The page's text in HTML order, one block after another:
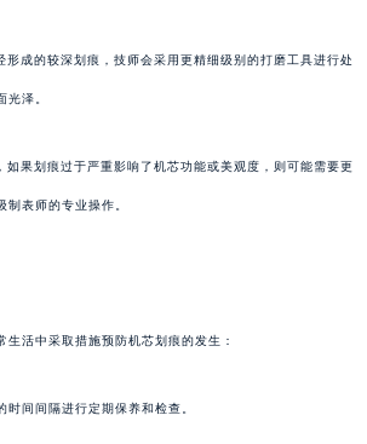
形成的较深划痕，技师会采用更精细级别的打磨工具进行处
光泽。
如果划痕过于严重影响了机芯功能或美观度，则可能需要更
制表师的专业操作。
生活中采取措施预防机芯划痕的发生：
间间隔进行定期保养和检查。